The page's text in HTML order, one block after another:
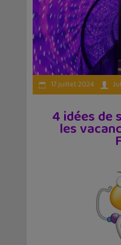
17 juillet 2024
4 idées de
les